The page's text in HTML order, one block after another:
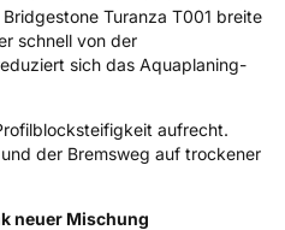
(GPSR)
EU NV/SA, Via del Fosso del
Turanza T001 breite
schnell von der
sich das Aquaplaning-
aufrecht.
der Bremsweg auf trockener
neuer Mischung